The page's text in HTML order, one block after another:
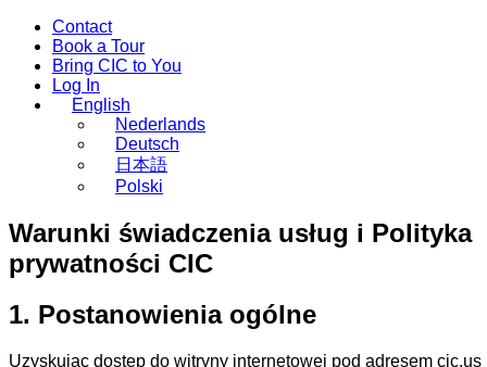
Contact
Book a Tour
Bring CIC to You
Log In
English
Nederlands
Deutsch
日本語
Polski
Warunki świadczenia usług i Polityka
prywatności CIC
1. Postanowienia ogólne
Uzyskując dostęp do witryny internetowej pod adresem cic.us